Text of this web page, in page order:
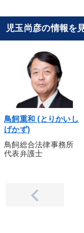
児玉尚彦の情報を
鳥飼重和 (とりかいし
げかず)
鳥飼総合法律事務所
代表弁護士